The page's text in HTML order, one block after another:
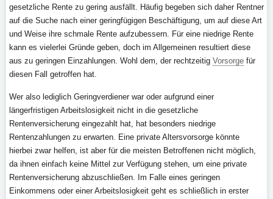
gesetzliche Rente zu gering ausfällt. Häufig begeben sich daher Rentner
auf die Suche nach einer geringfügigen Beschäftigung, um auf diese Art
und Weise ihre schmale Rente aufzubessern. Für eine niedrige Rente
kann es vielerlei Gründe geben, doch im Allgemeinen resultiert diese
aus zu geringen Einzahlungen. Wohl dem, der rechtzeitig Vorsorge für
diesen Fall getroffen hat.
Wer also lediglich Geringverdiener war oder aufgrund einer
längerfristigen Arbeitslosigkeit nicht in die gesetzliche
Rentenversicherung eingezahlt hat, hat besonders niedrige
Rentenzahlungen zu erwarten. Eine private Altersvorsorge könnte
hierbei zwar helfen, ist aber für die meisten Betroffenen nicht möglich,
da ihnen einfach keine Mittel zur Verfügung stehen, um eine private
Rentenversicherung abzuschließen. Im Falle eines geringen
Einkommens oder einer Arbeitslosigkeit geht es schließlich in erster